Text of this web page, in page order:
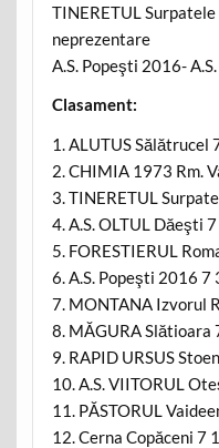
TINERETUL Surpatele
neprezentare
A.S. Popeşti 2016-
Clasament:
1. ALUTUS Sălătrucel
2. CHIMIA 1973 Rm.
3. TINERETUL
4. A.S. OLTUL Dăeşti
5. FORESTIERUL
6. A.S. Popeşti 2016 7
7. MONTANA Izvorul
8. MĂGURA Slătioara
9. RAPID URSUS
10. A.S. VIITORUL
11. PĂSTORUL
12. Cerna Copăceni 7